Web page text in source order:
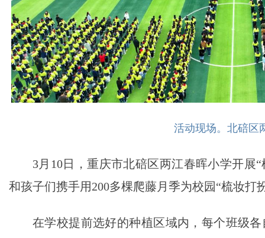
活动现场。北碚区
3月10日，重庆市北碚区两江春晖小学开展
和孩子们携手用200多棵爬藤月季为校园“梳妆打
在学校提前选好的种植区域内，每个班级